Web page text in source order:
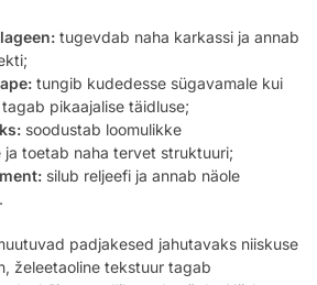
tugevdab naha karkassi ja annab
tungib kudedesse sügavamale kui
pikaajalise täidluse;
soodustab loomulikke
ja toetab naha tervet struktuuri;
silub reljeefi ja annab näole
padjakesed jahutavaks niiskuse
želeetaoline tekstuur tagab